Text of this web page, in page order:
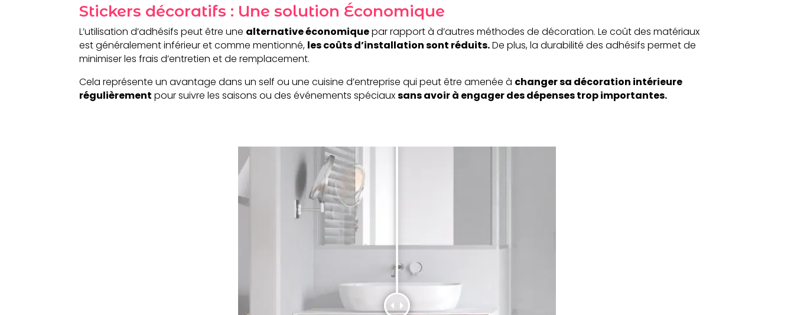
Stickers décoratifs : Une solution Économique
L’utilisation d’adhésifs peut être une alternative économiquepar rapport à d’autres méthodes de décoration. Le coût des matériaux
est généralement inférieur et comme mentionné, les coûts d’installation sont réduits.De plus, la durabilité des adhésifs permet de
minimiser les frais d’entretien et de remplacement.
Cela représente un avantage dans un self ou une cuisine d’entreprise qui peut être amenée à changer sa décoration intérieure
régulièrement pour suivre les saisons ou des événements spéciauxsans avoir à engager des dépenses trop importantes.